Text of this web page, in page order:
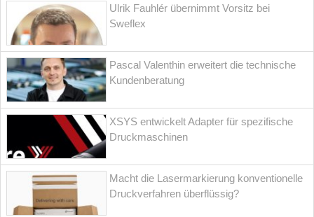
Ulrik Fauhlér übernimmt Vorsitz bei
Sweflex
Pascal Valenthin erweitert die technische
Kundenberatung
XSYS entwickelt Adapter für spezifische
Druckmaschinen
Macht die Lasermarkierung konventionelle
Druckverfahren überflüssig?